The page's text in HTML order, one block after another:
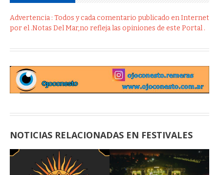
Advertencia : Todos y cada comentario publicado en Internet
por el .Notas Del Mar,no refleja las opiniones de este Portal .
NOTICIAS RELACIONADAS EN FESTIVALES